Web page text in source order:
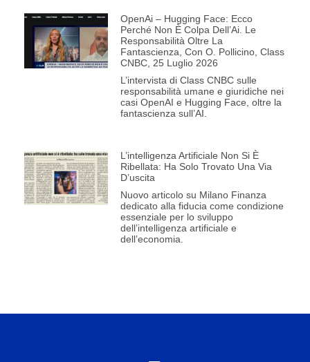
OpenAi – Hugging Face: Ecco
Perché Non È Colpa Dell’Ai. Le
Responsabilità Oltre La
Fantascienza, Con O. Pollicino, Class
CNBC, 25 Luglio 2026
L’intervista di Class CNBC sulle
responsabilità umane e giuridiche nei
casi OpenAI e Hugging Face, oltre la
fantascienza sull’AI.
L’intelligenza Artificiale Non Si È
Ribellata: Ha Solo Trovato Una Via
D’uscita
Nuovo articolo su Milano Finanza
dedicato alla fiducia come condizione
essenziale per lo sviluppo
dell’intelligenza artificiale e
dell’economia.